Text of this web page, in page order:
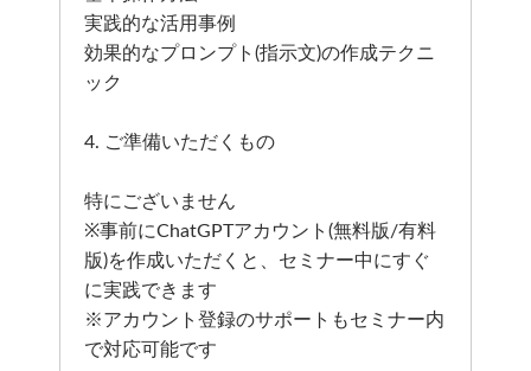
実践的な活用事例
効果的なプロンプト(指示文)の作成テクニ
ック
4. ご準備いただくもの
特にございません
※事前にChatGPTアカウント(無料版/有料
版)を作成いただくと、セミナー中にすぐ
に実践できます
※アカウント登録のサポートもセミナー内
で対応可能です